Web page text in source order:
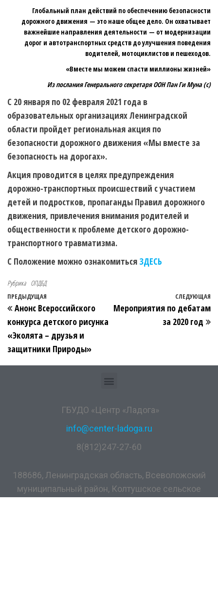
Глобальный план действий по обеспечению безопасности
дорожного движения — это наше общее дело. Он охватывает
важнейшие направления деятельности — от модернизации
дорог и автотранспортных средств до улучшения поведения
водителей, мотоциклистов и пешеходов.
«Вместе мы можем спасти миллионы жизней»
Из послания Генерального секретаря ООН Пан Ги Муна (с)
С 20 января по 02 февраля 2021 года в
образовательных организациях Ленинградской
области пройдет региональная акция по
безопасности дорожного движения «Мы вместе за
безопасность на дорогах».
Акция проводится в целях предупреждения
дорожно-транспортных происшествий с участием
детей и подростков, пропаганды Правил дорожного
движения, привлечения внимания родителей и
общественности к проблеме детского дорожно-
транспортного травматизма.
С Положение можно ознакомиться ЗДЕСЬ
Рубрика ОПДБД
ПРЕДЫДУЩАЯ
Анонс Всероссийского
конкурса детского рисунка
«Эколята – друзья и
защитники Природы»
СЛЕДУЮЩАЯ
Мероприятия по дебатам
за 2020 год
ГБУДО «Центр «Ладога»
info@center-ladoga.ru
8(812)247-27-60
188686, Ленинградская область, Всеволожский
муниципальный район, Колтушское сельское